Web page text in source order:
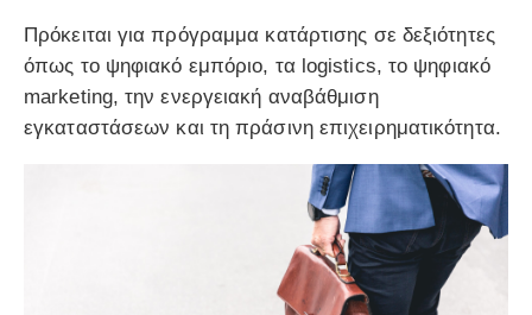
Πρόκειται για πρόγραμμα κατάρτισης σε δεξιότητες
όπως το ψηφιακό εμπόριο, τα logistics, το ψηφιακό
marketing, την ενεργειακή αναβάθμιση
εγκαταστάσεων και τη πράσινη επιχειρηματικότητα.